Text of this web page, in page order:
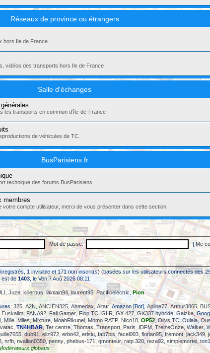
Réseaux de province ou étrangers
hors Ile de France
vidéos des transports hors Ile de France
Salle d'échanges
les transports en commun d'île-de-France
de véhicules de TC.
BusParisiens.fr
technique des forums BusParisiens.
membres
votre compte utilisateur, merci de vous présenter dans cette section.
Mot de passe: |Me
1 invisible et 171 non inscrit(s) (basées sur les utilisateurs connectés des
est de1403, le Ven 7 Aoû 2026 08:11
Juze killerbus,lainlain94 laurent95,Pacificelectric Pion
325 A2N ANCIEN325,Ahmedax,Altaïr, Amazon [Bot], Apline77,Arthur3865
Euskalim,FANA92,Fall Gamer, Flop TC, GLR,GX 427,GX337 hybride Gaizka,
,Mille_Miles,Mixture,MoahRikunel Momo RATP Nico18 ,OP52, Olivs TC,Oulala,
TN4HBAR, Ter centre, Thomas Transport_Paris_IDFM TreizeOnze,Walker,
dub91 eliz972 erbo42 ,erisiu fab7bis, facel003 florian95 ,frémont jack349
, nrfb nvallan0350,penny phebus-171,qmonteur, ratp 320, reza92 simplemortel,
globaux